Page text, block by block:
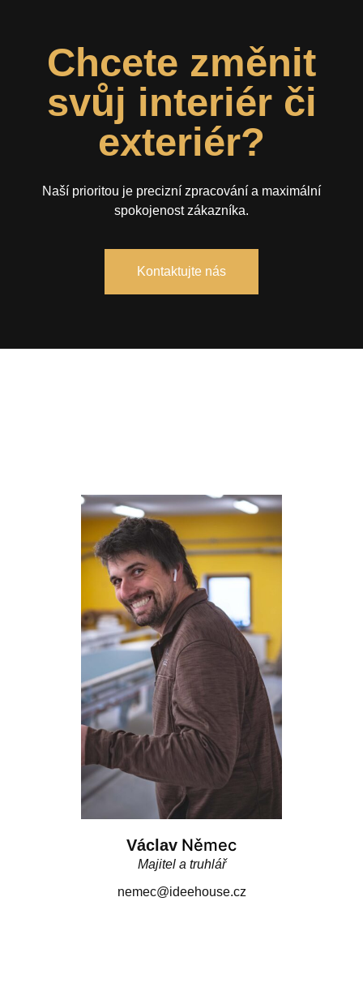
Chcete změnit
svůj interiér či
exteriér?
Naší prioritou je precizní zpracování a maximální
spokojenost zákazníka.
Kontaktujte nás
Václav Němec
Majitel a truhlář
nemec@ideehouse.cz